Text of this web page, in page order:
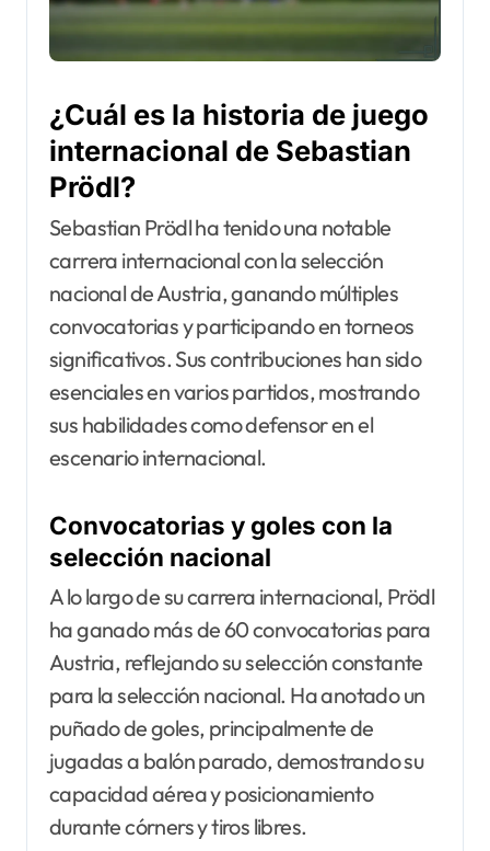
¿Cuál es la historia de juego
internacional de Sebastian
Prödl?
Sebastian Prödl ha tenido una notable
carrera internacional con la selección
nacional de Austria, ganando múltiples
convocatorias y participando en torneos
significativos. Sus contribuciones han sido
esenciales en varios partidos, mostrando
sus habilidades como defensor en el
escenario internacional.
Convocatorias y goles con la
selección nacional
A lo largo de su carrera internacional, Prödl
ha ganado más de 60 convocatorias para
Austria, reflejando su selección constante
para la selección nacional. Ha anotado un
puñado de goles, principalmente de
jugadas a balón parado, demostrando su
capacidad aérea y posicionamiento
durante córners y tiros libres.